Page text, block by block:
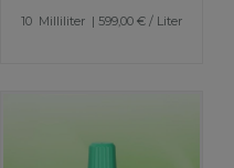
10 Milliliter | 599,00 € / Liter